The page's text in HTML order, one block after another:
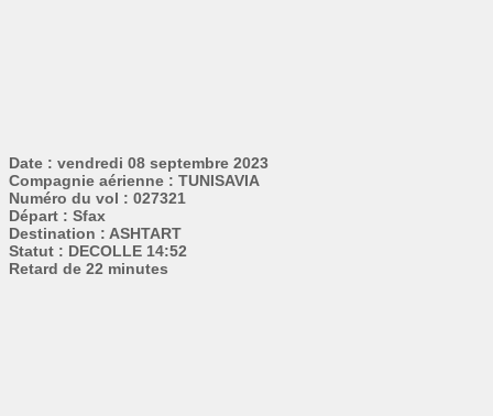
Date : vendredi 08 septembre 2023
Compagnie aérienne : TUNISAVIA
Numéro du vol : 027321
Départ : Sfax
Destination : ASHTART
Statut : DECOLLE 14:52
Retard de 22 minutes